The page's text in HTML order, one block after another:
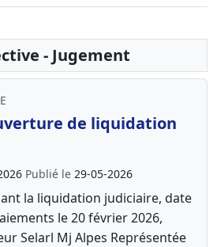
- Jugement
de liquidation
Publié le 29-05-2026
la liquidation judiciaire, date
le 20 février 2026,
Selarl Mj Alpes Représentée